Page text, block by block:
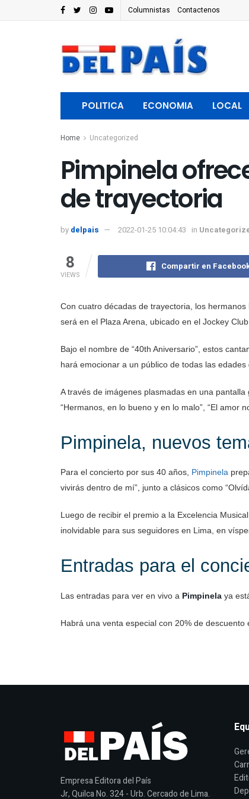
Columnistas Contactenos
POLITICA ECONOMIA LOCAL
Home Uncategorized
Pimpinela
de trayectoria
by delpais 2022-01-25 10:04:43 in
8
VIEWS
Compartir en
Con cuatro décadas de trayectoria, los
será en el Plaza Arena, ubicado en el Jockey Club
Bajo el nombre de “40th Aniversario”, estos
hará emocionar a un público de todas las
A través de imágenes plasmadas en una
“Hermanos, en lo bueno y en lo malo”, “El amor
Pimpinela, nuevos
Para el concierto por sus 40 años, Pimpinela
vivirás dentro de mí”, junto a clásicos como
Luego de recibir el premio a la Excelencia
inolvidable para sus seguidores en Lima, en
Entradas para el
Las entradas para ver en vivo a Pimpinela ya
Habrá una venta especial con 20% de
Empresa Editora del País
Jr, Quilca No. 324 - Urb. Cercado de Lima.